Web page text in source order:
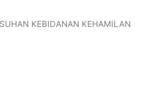
KEBIDANAN KEHAMILAN